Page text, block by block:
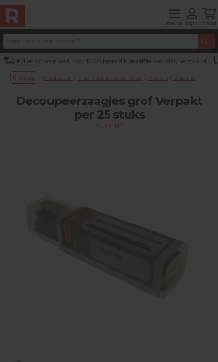
menu login mand
Indien op voorraad, voor 15:00 besteld is dezelfde werkdag verstuurd
Terug Producten / Machines & toebehoren / Merken / Duoline
Decoupeerzaagjes grof Verpakt
per 25 stuks
DUOLINE